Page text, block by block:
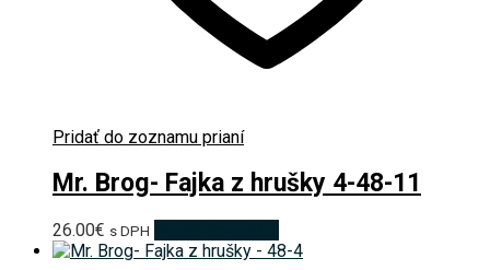
Pridať do zoznamu prianí
Mr. Brog- Fajka z hrušky 4-48-11
26.00€ s DPH